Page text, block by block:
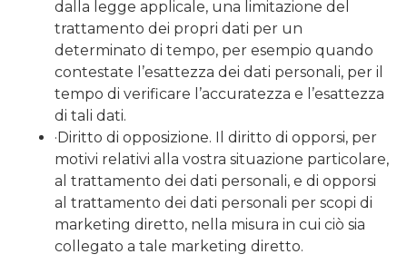
dalla legge applicale, una limitazione del
trattamento dei propri dati per un
determinato di tempo, per esempio quando
contestate l’esattezza dei dati personali, per il
tempo di verificare l’accuratezza e l’esattezza
di tali dati.
·Diritto di opposizione. Il diritto di opporsi, per
motivi relativi alla vostra situazione particolare,
al trattamento dei dati personali, e di opporsi
al trattamento dei dati personali per scopi di
marketing diretto, nella misura in cui ciò sia
collegato a tale marketing diretto.